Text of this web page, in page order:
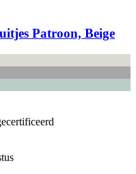
Patroon, Beige